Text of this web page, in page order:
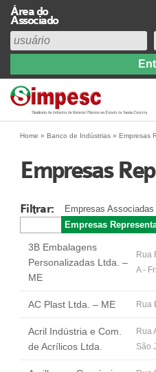
Área do
Associado
Institucional
Perfil
Diretoria
Abrangência
Acervo
Prestação de Contas
Central de Comunicação
Links
Agenda
NOSSAS ASSOCIADAS
SEJA UM ASSOCIADO
Home » Banco de Indústrias » Empresas
Empresas
Filtrar:
Empresas Associadas
Empresas
3B Embalagens
Personalizadas Ltda. –
ME
Rua
A -
AC Plast Ltda. – ME Rua
Acril Indústria e Com.
de Acrílicos Ltda.
Rua
São